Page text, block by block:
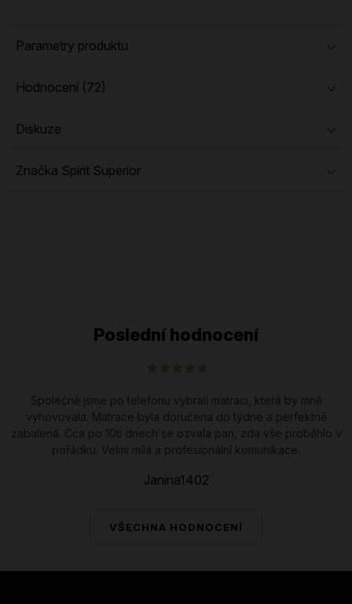
Parametry produktu
Hodnocení (72)
Diskuze
Značka Spirit Superior
Poslední hodnocení
VŠECHNA HODNOCENÍ
Společně jsme po telefonu vybrali matraci, která by mně
vyhovovala. Matrace byla doručena do týdne a perfektně
zabalená. Cca po 10ti dnech se ozvala pan, zda vše proběhlo v
pořádku. Velmi milá a profesionální komunikace.
Janina1402